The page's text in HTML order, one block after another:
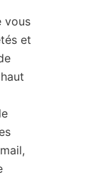
vous
et